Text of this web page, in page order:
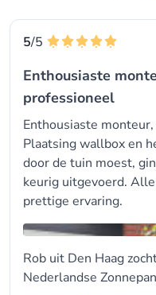
5/5
Enthousiaste
professioneel
Enthousiaste
Plaatsing wallbox en
door de tuin moest,
keurig uitgevoerd.
prettige ervaring.
Rob uit Den Haag
Nederlandse